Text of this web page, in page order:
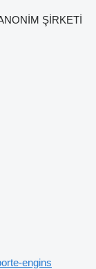
ŞİRKETİ
engins